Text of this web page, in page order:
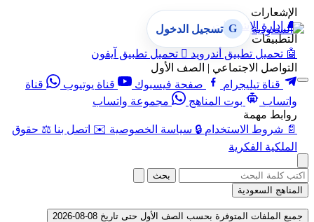
الإشعارات
🔔 إدارة الإشعارات
التطبيقات
🤖 تحميل تطبيق أندرويد  تحميل تطبيق آيفون
التواصل الاجتماعي | الصف الأول
قناة تيليجرام
صفحة فيسبوك قناة يوتيوب
قناة
واتساب
بوت المناهج
مجموعة واتساب
روابط مهمة
📄 شروط الاستخدام 🔒 سياسة الخصوصية ✉️ اتصل بنا ⚖️ حقوق
الملكية الفكرية
G تسجيل الدخول
بحث
المناهج السعودية
جميع الملفات المتوفرة بحسب الصف الأول حتى تاريخ 08-08-2026